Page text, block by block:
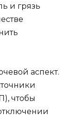
и грязь
аспект.
чтобы